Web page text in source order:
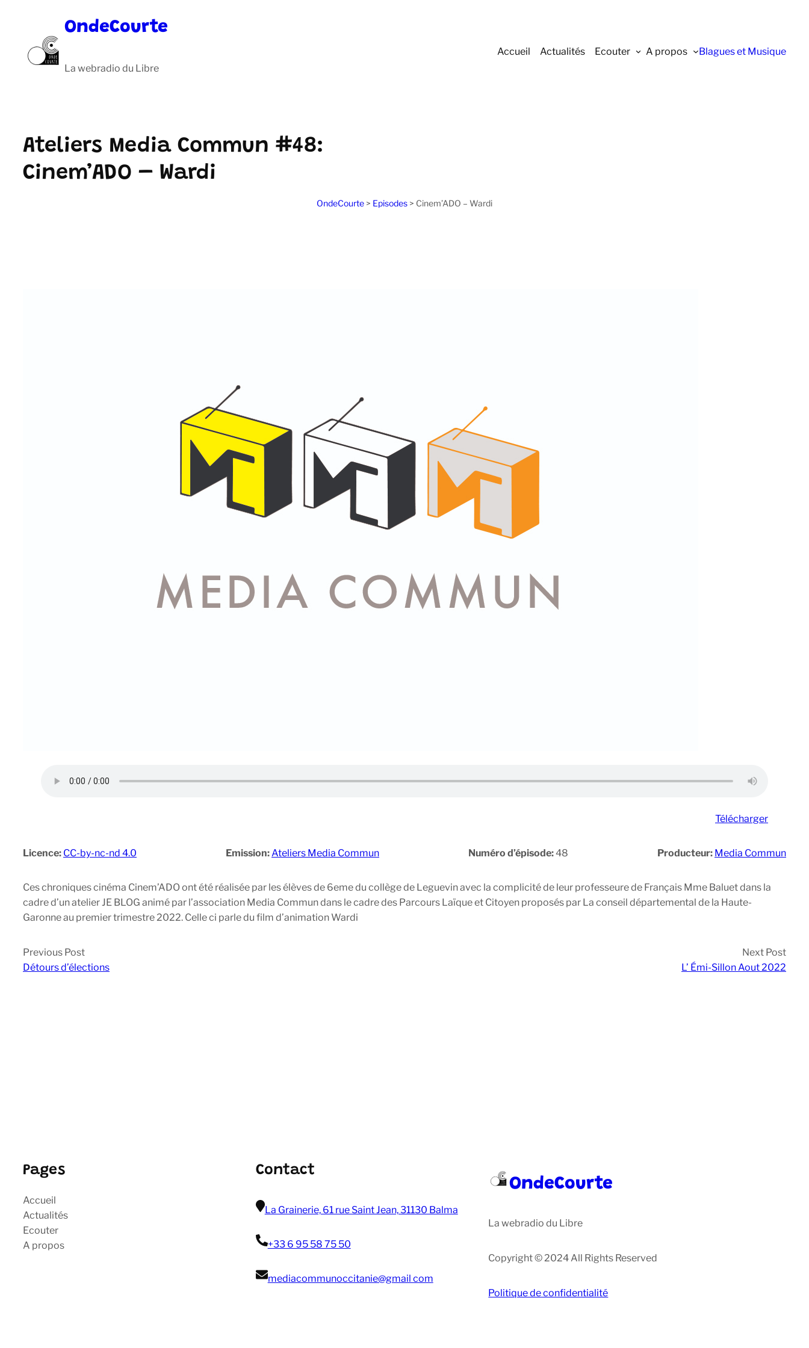
OndeCourte
La webradio du Libre
Accueil Actualités Ecouter A propos Blagues et Musique
Ateliers Media Commun #48:
Cinem’ADO – Wardi
OndeCourte > Episodes > Cinem’ADO – Wardi
Télécharger
Licence: CC-by-nc-nd 4.0 Emission:Ateliers Media Commun Numéro d’épisode:48 Producteur: Media Commun
Ces chroniques cinéma Cinem’ADO ont été réalisée par les élèves de 6eme du collège de Leguevin avec la complicité de leur professeure de Français Mme Baluet dans la
cadre d’un atelier JE BLOG animé par l’association Media Commun dans le cadre des Parcours Laïque et Citoyen proposés par La conseil départemental de la Haute-
Garonne au premier trimestre 2022. Celle ci parle du film d’animation Wardi
Previous Post
Détours d’élections
Next Post
L’ Émi-Sillon Aout 2022
Pages
Accueil
Actualités
Ecouter
A propos
Contact
La Grainerie, 61 rue Saint Jean, 31130 Balma
+33 6 95 58 75 50
mediacommunoccitanie@gmail com
OndeCourte
La webradio du Libre
Copyright © 2024 All Rights Reserved
Politique de confidentialité